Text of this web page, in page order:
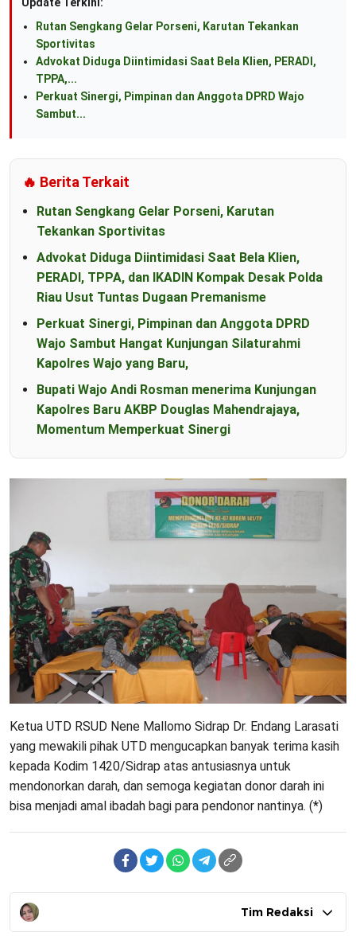
Update Terkini:
Rutan Sengkang Gelar Porseni, Karutan Tekankan
Sportivitas
Advokat Diduga Diintimidasi Saat Bela Klien, PERADI,
TPPA,...
Perkuat Sinergi, Pimpinan dan Anggota DPRD Wajo
Sambut...
🔥 Berita Terkait
Rutan Sengkang Gelar Porseni, Karutan
Tekankan Sportivitas
Advokat Diduga Diintimidasi Saat Bela Klien,
PERADI, TPPA, dan IKADIN Kompak Desak Polda
Riau Usut Tuntas Dugaan Premanisme
Perkuat Sinergi, Pimpinan dan Anggota DPRD
Wajo Sambut Hangat Kunjungan Silaturahmi
Kapolres Wajo yang Baru,
Bupati Wajo Andi Rosman menerima Kunjungan
Kapolres Baru AKBP Douglas Mahendrajaya,
Momentum Memperkuat Sinergi
Ketua UTD RSUD Nene Mallomo Sidrap Dr. Endang Larasati
yang mewakili pihak UTD mengucapkan banyak terima kasih
kepada Kodim 1420/Sidrap atas antusiasnya untuk
mendonorkan darah, dan semoga kegiatan donor darah ini
bisa menjadi amal ibadah bagi para pendonor nantinya. (*)
Tim Redaksi